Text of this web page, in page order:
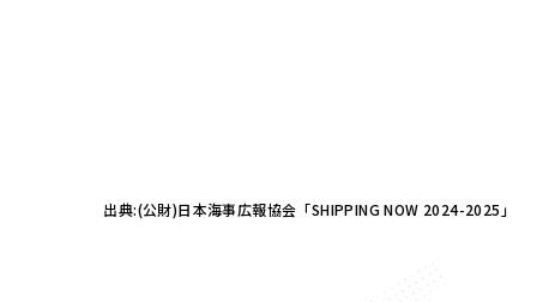
出典:(公財)日本海事広報協会「SHIPPING NOW 2024-2025」